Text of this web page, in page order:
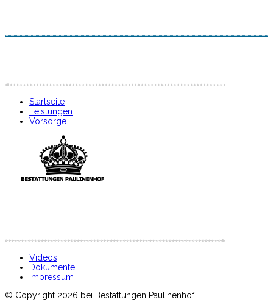
Startseite
Leistungen
Vorsorge
Videos
Dokumente
Impressum
© Copyright 2026 bei Bestattungen Paulinenhof